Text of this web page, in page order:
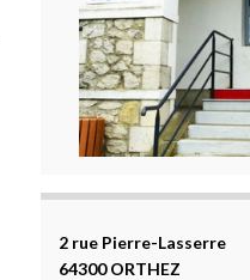
2 rue Pierre-Lasserre
64300 ORTHEZ